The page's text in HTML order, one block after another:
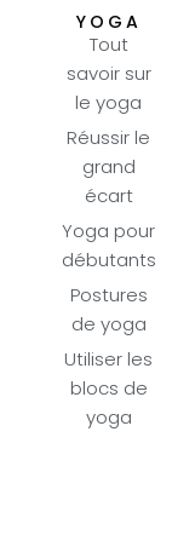
YOGA
Tout
savoir sur
le yoga
Réussir le
grand
écart
Yoga pour
débutants
Postures
de yoga
Utiliser les
blocs de
yoga